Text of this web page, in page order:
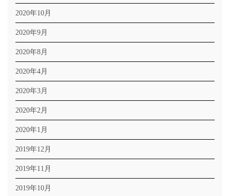
2020年10月
2020年9月
2020年8月
2020年4月
2020年3月
2020年2月
2020年1月
2019年12月
2019年11月
2019年10月